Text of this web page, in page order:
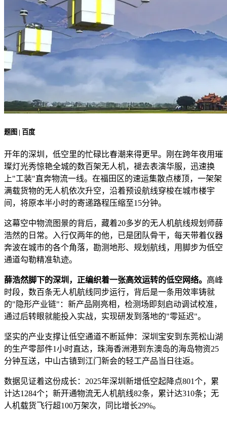
题图 | 百度
开年的深圳，低空里的忙碌比春潮来得更早。刚在跨年夜用璀
璨灯光秀惊艳全城的数百架无人机，褪去表演华服，迅速换
上"工装"直奔物流一线。在福田区的速运集散点楼顶，一架架
满载货物的无人机依次升空，沿着预设航线穿梭在城市楼宇
间，将原本半小时的寄递路程压缩至15分钟。
这幕空中物流图景的背后，藏着20多岁的无人机航线规划师薛
浩然的日常。入行仅两年的他，已是团队骨干，每天带着仪器
奔波在城市的各个角落，勘测地形、规划航线，用脚步为低空
通道勾勒精准轨迹。
薛浩然脚下的深圳，正编织着一张高效运转的低空网络。 高峰
时段，数百条无人机航线同步运行，背后是一条用效率铸就
的"隐形产业链"：新产品刚亮相，检测场即刻启动调试校准，
通过后转眼就能投入实战，实现研发到落地的"零延迟"。
坚实的产业支撑让低空通道不断延伸：深圳宝安到东莞松山湖
的生产零部件1小时直达，珠海香洲港到东澳岛的海岛物资25
分钟互送，中山古镇到江门新会的轻工产品当日往返。
数据见证着这份成长：2025年深圳新增低空起降点801个，累
计达1284个；新开通物流无人机航线82条，累计达310条；无
人机载货飞行超100万架次，同比增长29%。